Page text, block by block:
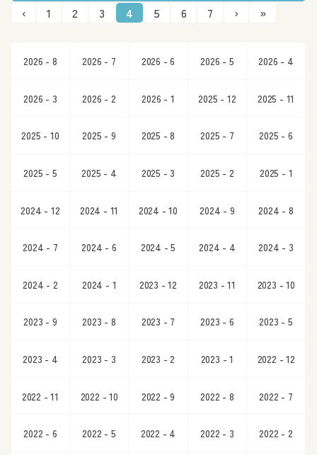
‹
1 2 3 4 5 6 7 › »
2026 - 8 2026 - 7 2026 - 6 2026 - 5 2026 - 4
2026 - 3 2026 - 2 2026 - 1 2025 - 12 2025 - 11
2025 - 10 2025 - 9 2025 - 8 2025 - 7 2025 - 6
2025 - 5 2025 - 4 2025 - 3 2025 - 2 2025 - 1
2024 - 12 2024 - 11 2024 - 10 2024 - 9 2024 - 8
2024 - 7 2024 - 6 2024 - 5 2024 - 4 2024 - 3
2024 - 2 2024 - 1 2023 - 12 2023 - 11 2023 - 10
2023 - 9 2023 - 8 2023 - 7 2023 - 6 2023 - 5
2023 - 4 2023 - 3 2023 - 2 2023 - 1 2022 - 12
2022 - 11 2022 - 10 2022 - 9 2022 - 8 2022 - 7
2022 - 6 2022 - 5 2022 - 4 2022 - 3 2022 - 2